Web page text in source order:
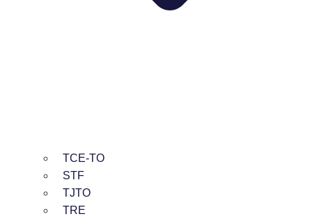
TCE-TO
STF
TJTO
TRE